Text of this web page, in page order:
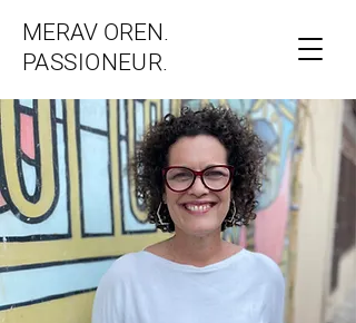
MERAV OREN.
PASSIONEUR.